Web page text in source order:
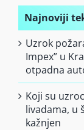
Najnoviji
Uzrok
Impex” u
otpadna
Koji su
livadama, u
kažnjen